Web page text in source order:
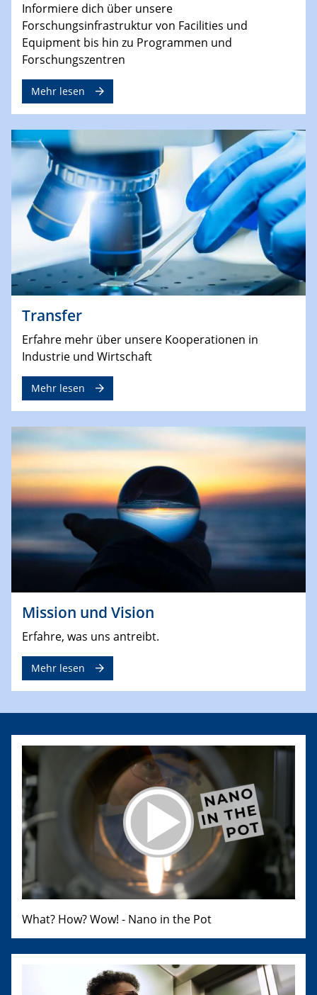
Informiere dich über unsere
Forschungsinfrastruktur von Facilities und
Equipment bis hin zu Programmen und
Forschungszentren
Mehr lesen
Transfer
Erfahre mehr über unsere Kooperationen in
Industrie und Wirtschaft
Mehr lesen
Mission und Vision
Erfahre, was uns antreibt.
Mehr lesen
What? How? Wow! - Nano in the Pot